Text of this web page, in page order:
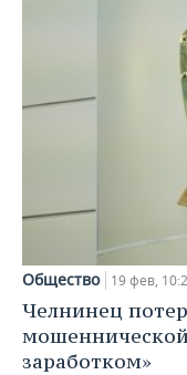
Общество 19 фев,
Челнинец
заработком»